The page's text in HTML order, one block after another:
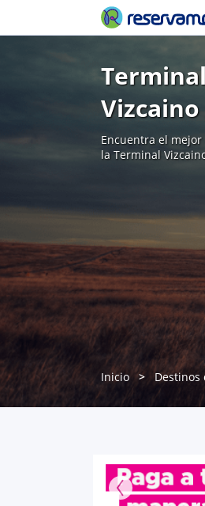
Vizcaino
Encuentra el
la Terminal
Inicio Destinos